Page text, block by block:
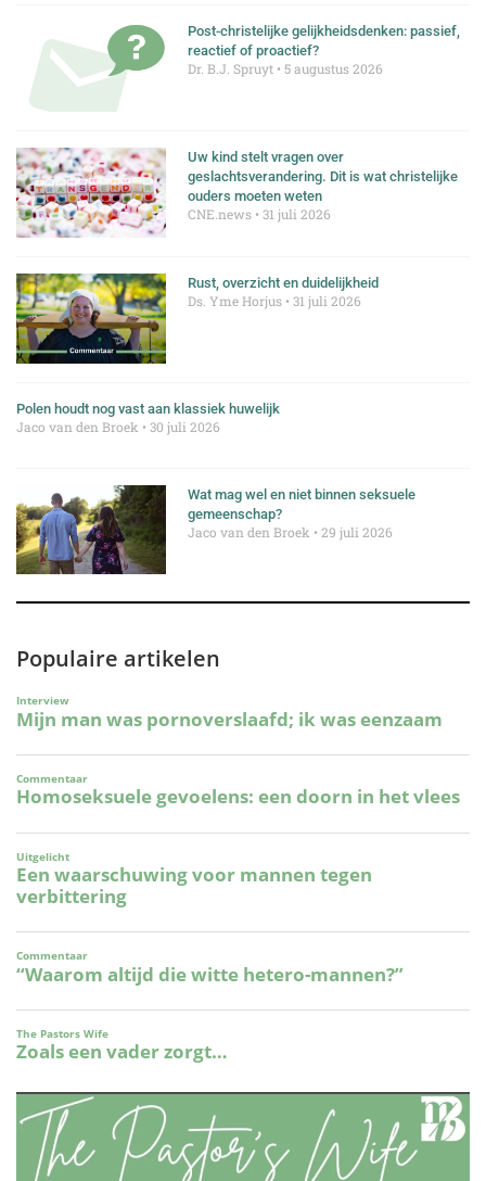
Post-christelijke gelijkheidsdenken: passief,
reactief of proactief?
Dr. B.J. Spruyt 5 augustus 2026
Uw kind stelt vragen over
geslachtsverandering. Dit is wat christelijke
ouders moeten weten
CNE.news 31 juli 2026
Rust, overzicht en duidelijkheid
Ds. Yme Horjus 31 juli 2026
Polen houdt nog vast aan klassiek huwelijk
Jaco van den Broek 30 juli 2026
Wat mag wel en niet binnen seksuele
gemeenschap?
Jaco van den Broek 29 juli 2026
Populaire artikelen